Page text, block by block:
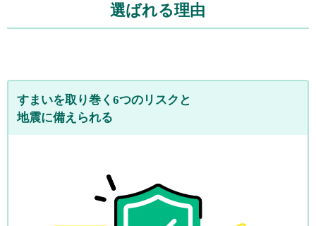
選ばれる理由
すまいを取り巻く6つのリスクと
地震に備えられる